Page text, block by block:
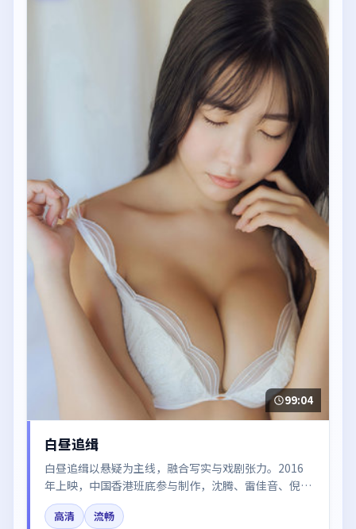
99:04
白昼追缉
白昼追缉以悬疑为主线，融合写实与戏剧张力。2016
年上映，中国香港班底参与制作，沈腾、雷佳音、倪
妮、周冬雨在片中呈现细腻表演，影像风格统一，配乐
与剪辑强化了情绪曲线。
高清
流畅